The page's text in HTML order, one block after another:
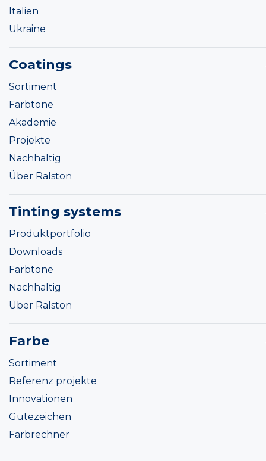
Italien
Ukraine
Coatings
Sortiment
Farbtöne
Akademie
Projekte
Nachhaltig
Über Ralston
Tinting systems
Produktportfolio
Downloads
Farbtöne
Nachhaltig
Über Ralston
Farbe
Sortiment
Referenz projekte
Innovationen
Gütezeichen
Farbrechner